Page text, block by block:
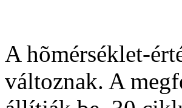
A hõmérséklet-
változnak. A